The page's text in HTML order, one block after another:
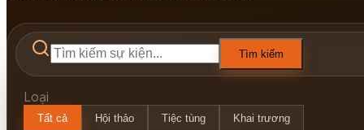
Tìm kiếm
Loại
Tất cả Hội thảo Tiệc tùng Khai trương